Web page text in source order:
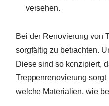
versehen.
Bei der Renovierung von
sorgfältig zu betrachten.
Diese sind so konzipiert,
Treppenrenovierung
welche Materialien, wie